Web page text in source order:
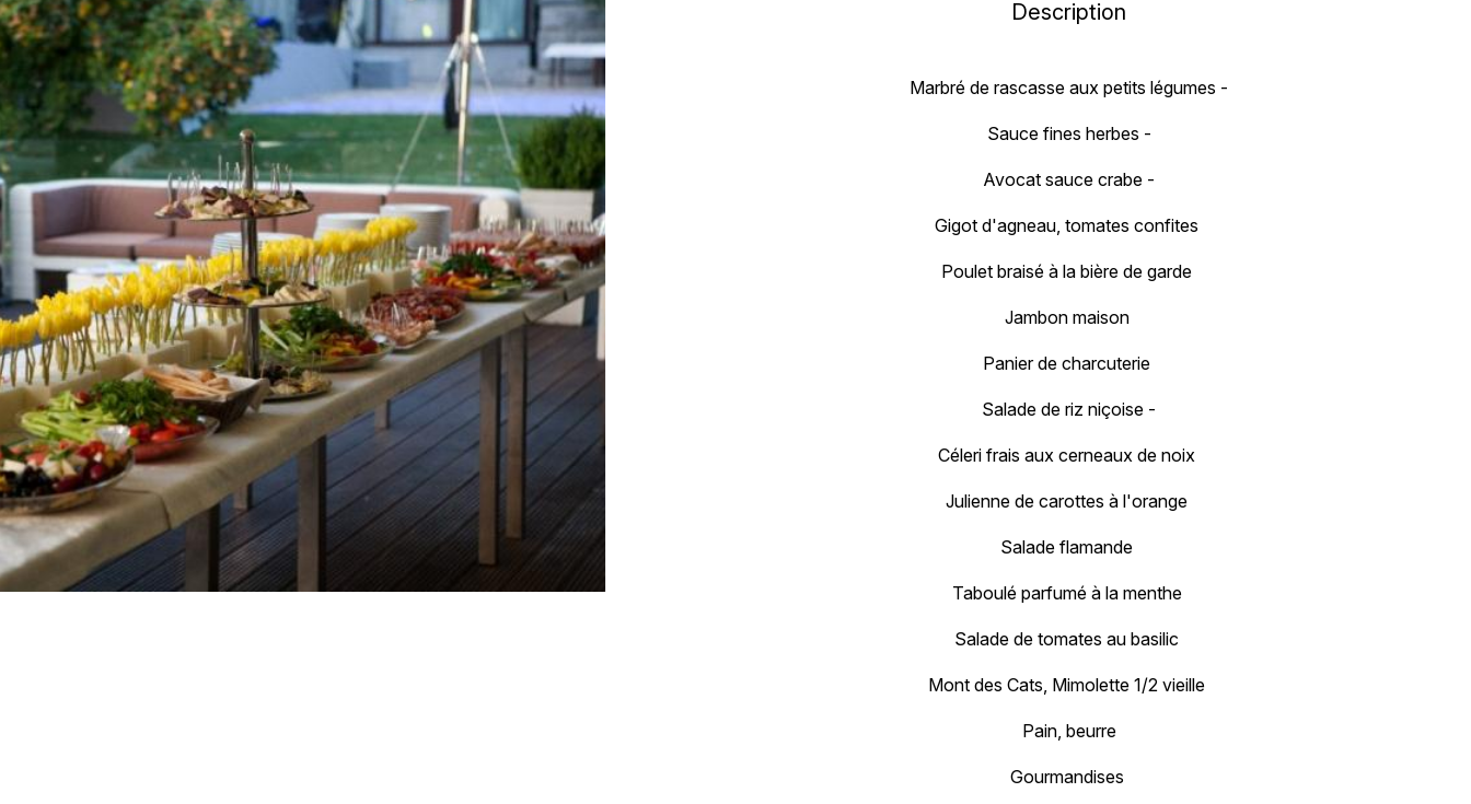
Description
Marbré de rascasse aux petits légumes -
Sauce fines herbes -
Avocat sauce crabe -
Gigot d'agneau, tomates confites
Poulet braisé à la bière de garde
Jambon maison
Panier de charcuterie
Salade de riz niçoise -
Céleri frais aux cerneaux de noix
Julienne de carottes à l'orange
Salade flamande
Taboulé parfumé à la menthe
Salade de tomates au basilic
Mont des Cats, Mimolette 1/2 vieille
Pain, beurre
Gourmandises